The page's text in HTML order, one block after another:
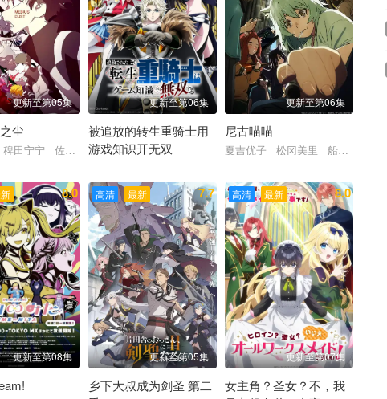
更新至第05集
尘
田宁宁 佐藤榛夏 坂泰斗 市川苍
更新至第06集
被追放的转生重骑士用
游戏知识开无双
更新至第06集
尼古喵喵
夏吉优子 松冈美里 船户百合
8.0
更新至第08集
最新
高清 7.7
更新至第05集
乡下大叔成为剑圣 第二
最新
高清 8.0
更新至第07集
女主角？圣女？不，我